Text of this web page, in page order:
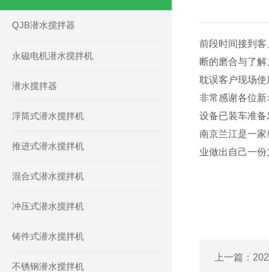
QJB潜水搅拌器
永磁电机潜水搅拌机
潜水搅拌器
浮筒式潜水搅拌机
推进式潜水搅拌机
混合式潜水搅拌机
冲压式潜水搅拌机
铸件式潜水搅拌机
不锈钢潜水搅拌机
前段时间接到
断的磨合与了
耽误客户现场
非常感谢各位
设备已装车准备
南京兰江是一
业做出自己一份
上一篇：